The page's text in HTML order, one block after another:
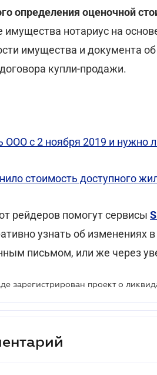
определения оценочной
нотариус на
имущества и документа
купли-продажи.
ООО с 2 ноября 2019 и нужно
стоимость доступного
рейдеров помогут сервисы
узнать об изменениях
письмом, или же через